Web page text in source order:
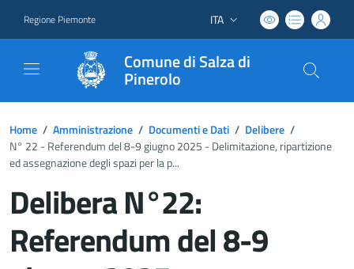
Regione Piemonte Lingua attiva:
ITA
Comune di Salza di
Pinerolo
Home / Amministrazione / Documenti e Dati / Delibere /
N° 22 - Referendum del 8-9 giugno 2025 - Delimitazione, ripartizione
ed assegnazione degli spazi per la p...
Delibera N°22:
Referendum del 8-9